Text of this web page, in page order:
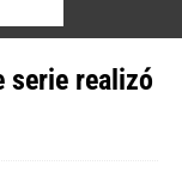
serie realizó